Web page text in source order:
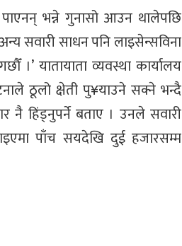
पाएनन् भन्ने गुनासो आउन थालेपछि
सवारी साधन पनि लाइसेन्सविना
।’ यातायाता व्यवस्था कार्यालय
ठूलो क्षेती पु¥याउने सक्ने भन्दै
नै हिंड्नुपर्ने बताए । उनले सवारी
पाँच सयदेखि दुई हजारसम्म